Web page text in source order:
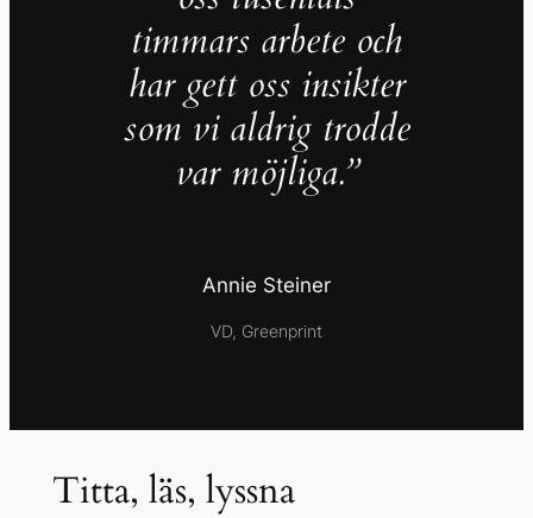
timmars arbete och
har gett oss insikter
som vi aldrig trodde
var möjliga.”
Annie Steiner
VD, Greenprint
Titta, läs, lyssna